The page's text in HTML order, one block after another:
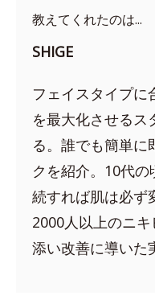
教えてくれたのは...
SHIGE
フェイスタイプに
を最大化させるス
る。誰でも簡単に
クを紹介。10代
続すれば肌は必ず
2000人以上のニ
添い改善に導いた